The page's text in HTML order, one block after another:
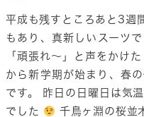
平成も残すところあと3週
もあり、真新しいスーツ
「頑張れ～」と声をかけ
から新学期が始まり、春
です。 昨日の日曜日は気
でした
千鳥ヶ淵の桜並